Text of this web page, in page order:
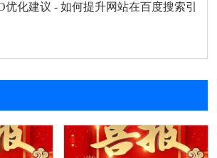
优化建议 - 如何提升网站在百度搜索引